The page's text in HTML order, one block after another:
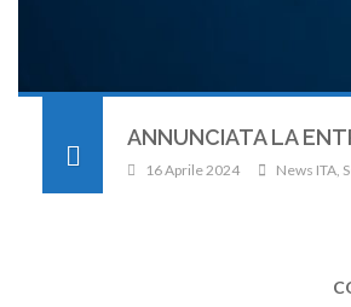
ANNUNCIATA LA
16 Aprile 2024 News ITA,